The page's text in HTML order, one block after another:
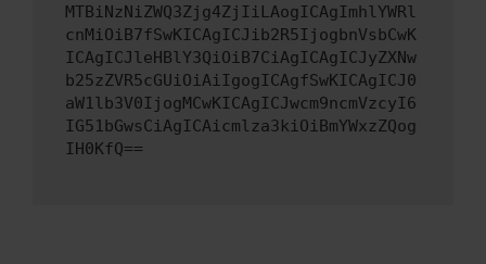
MTBiNzNiZWQ3Zjg4ZjIiLAogICAgImhlYWRl
cnMiOiB7fSwKICAgICJib2R5IjogbnVsbCwK
ICAgICJleHBlY3QiOiB7CiAgICAgICJyZXNw
b25zZVR5cGUiOiAiIgogICAgfSwKICAgICJ0
aW1lb3V0IjogMCwKICAgICJwcm9ncmVzcyI6
IG51bGwsCiAgICAicmlza3kiOiBmYWxzZQog
IH0KfQ==